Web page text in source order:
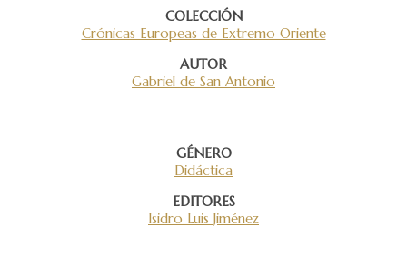
COLECCIÓN
Crónicas Europeas de Extremo Oriente
AUTOR
Gabriel de San Antonio
GÉNERO
Didáctica
EDITORES
Isidro Luis Jiménez